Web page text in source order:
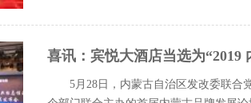
喜讯：宾悦大酒店当选为“2019
5月28日，内蒙古自治区发改委联合